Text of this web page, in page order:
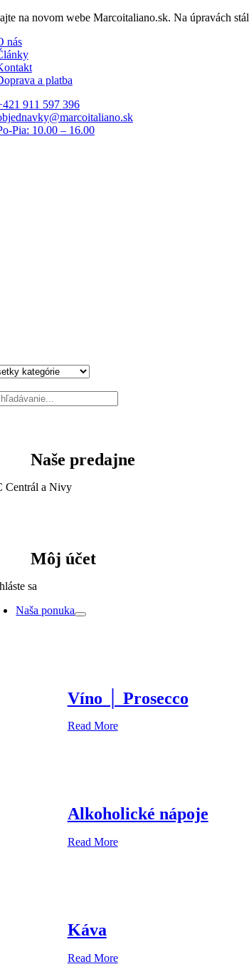
Skip
content
na novom webe Marcoitaliano.sk. Na úpravách
nás
a platba
911 597 396
Pia: 10.00 – 16.00
Naše predajne
Centrál a Nivy
Môj účet
sa
Naša ponuka
Víno │ Prosecco
Read More
Alkoholické nápoje
Read More
Káva
Read More